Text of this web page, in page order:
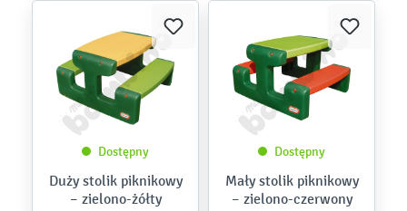
Dostępny
Duży stolik piknikowy
– zielono-żółty
Dostępny
Mały stolik piknikowy
– zielono-czerwony